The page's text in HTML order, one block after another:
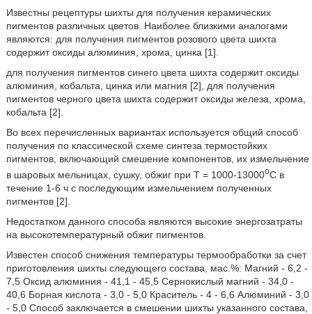
Известны рецептуры шихты для получения керамических
пигментов различных цветов. Наиболее близкими аналогами
являются: для получения пигментов розового цвета шихта
содержит оксиды алюминия, хрома, цинка [1].
для получения пигментов синего цвета шихта содержит оксиды
алюминия, кобальта, цинка или магния [2], для получения
пигментов черного цвета шихта содержит оксиды железа, хрома,
кобальта [2].
Во всех перечисленных вариантах используется общий способ
получения по классической схеме синтеза термостойких
пигментов, включающий смешение компонентов, их измельчение
в шаровых мельницах, сушку, обжиг при T = 1000-13000oC в
течение 1-6 ч с последующим измельчением полученных
пигментов [2].
Недостатком данного способа являются высокие энергозатраты
на высокотемпературный обжиг пигментов.
Известен способ снижения температуры термообработки за счет
приготовления шихты следующего состава, мас.%: Магний - 6,2 -
7,5 Оксид алюминия - 41,1 - 45,5 Сернокислый магний - 34,0 -
40,6 Борная кислота - 3,0 - 5,0 Краситель - 4 - 6,6 Алюминий - 3,0
- 5,0 Способ заключается в смешении шихты указанного состава,